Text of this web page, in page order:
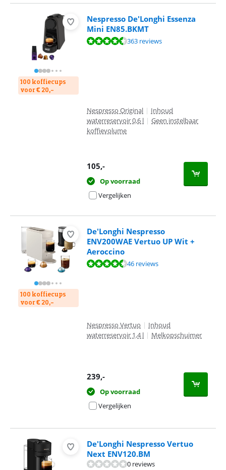
100 koffiecups
voor € 20,-
Nespresso De'Longhi Essenza
Mini EN85.BKMT
Beoordeling is 8,8 van de 10, gebaseerd op 363 reviews.
363 reviews
Nespresso Original | Inhoud
waterreservoir 0,6 l | Geen instelbaar
koffievolume
105,-
Op voorraad
Vergelijken
100 koffiecups
voor € 20,-
De'Longhi Nespresso
ENV200WAE Vertuo UP Wit +
Aeroccino
Beoordeling is 9,1 van de 10, gebaseerd op 46 reviews.
46 reviews
Nespresso Vertuo | Inhoud
waterreservoir 1,4 l | Melkopschuimer
239,-
Op voorraad
Vergelijken
De'Longhi Nespresso Vertuo
Next ENV120.BM
0 reviews